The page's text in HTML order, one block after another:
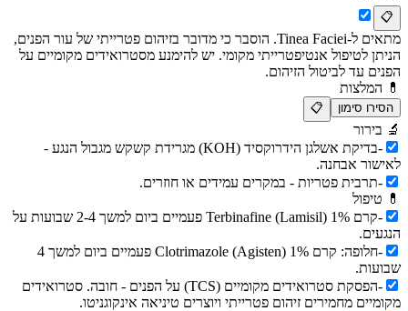
📋
מתאים ל-Tinea Faciei. הוסבר כי מדובר בזיהום פטרייתי של עור הפנים,
הניתן לטיפול אנטיפטרייתי מקומי. יש להימנע מסטרואידים מקומיים על
הפנים עד לביטול הזיהום.
💊 המלצות
הסירו סימון 📋
🔬 בירור
-
בדיקת אשלגן הידרוקסיד (KOH) מגרידת קשקש מגבול הנגע -
לאישור אבחנה.
-תרבית פטריות - במקרים עמידים או חוזרים.
💊 טיפול
-
קרם Terbinafine (Lamisil) 1% פעמיים ביום למשך 2-4 שבועות על
הנגעים.
-
חלופה: קרם Clotrimazole (Agisten) 1% פעמיים ביום למשך 4
שבועות.
-
הפסקת סטרואידים מקומיים (TCS) על הפנים - חובה. סטרואידים
מקומיים מחמירים זיהום פטרייתי ויוצרים טיניאה אינקוגניטו.